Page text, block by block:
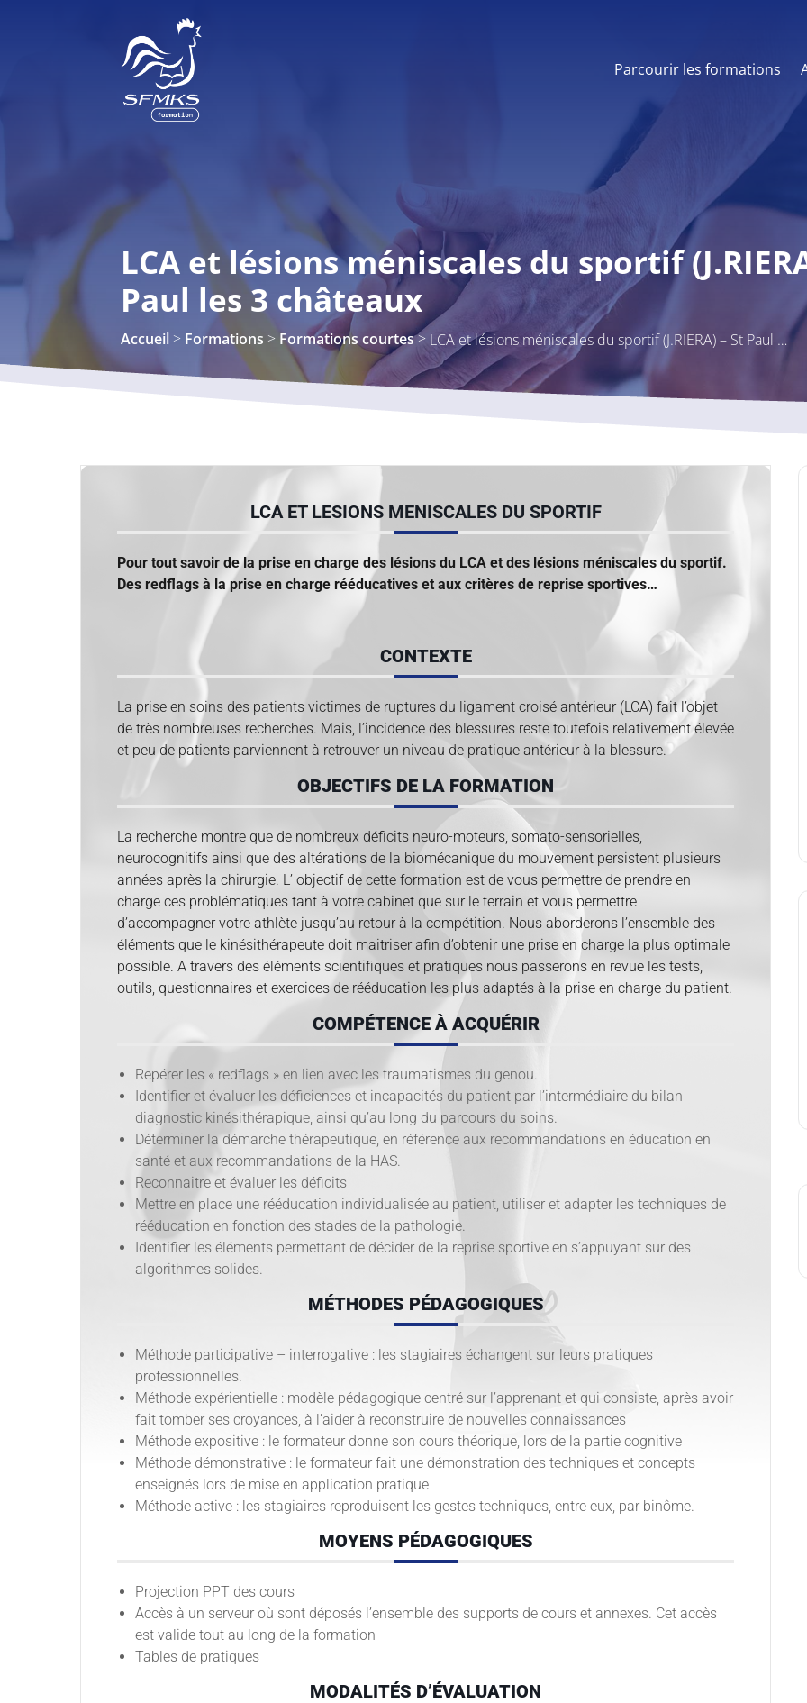
Parcourir les formations
LCA et lésions méniscales du sportif
Paul les 3 châteaux
Accueil > Formations > Formations courtes> LCA et lésions méniscales du sportif (J.RIERA) – St Paul les 3 châteaux
LCA ET LESIONS MENISCALES DU SPORTIF
Pour tout savoir de la prise en charge des lésions du LCA et des lésions méniscales du sportif.
Des redflags à la prise en charge rééducatives et aux critères de reprise sportives…
CONTEXTE
La prise en soins des patients victimes de ruptures du ligament croisé antérieur (LCA) fait l’objet
de très nombreuses recherches. Mais, l’incidence des blessures reste toutefois relativement élevée
et peu de patients parviennent à retrouver un niveau de pratique antérieur à la blessure.
OBJECTIFS DE LA FORMATION
La recherche montre que de nombreux déficits neuro-moteurs, somato-sensorielles,
neurocognitifs ainsi que des altérations de la biomécanique du mouvement persistent plusieurs
années après la chirurgie. L’ objectif de cette formation est de vous permettre de prendre en
charge ces problématiques tant à votre cabinet que sur le terrain et vous permettre
d’accompagner votre athlète jusqu’au retour à la compétition. Nous aborderons l’ensemble des
éléments que le kinésithérapeute doit maitriser afin d’obtenir une prise en charge la plus optimale
possible. A travers des éléments scientifiques et pratiques nous passerons en revue les tests,
outils, questionnaires et exercices de rééducation les plus adaptés à la prise en charge du patient.
COMPÉTENCE À ACQUÉRIR
Repérer les « redflags » en lien avec les traumatismes du genou.
Identifier et évaluer les déficiences et incapacités du patient par l’intermédiaire du bilan
diagnostic kinésithérapique, ainsi qu’au long du parcours du soins.
Déterminer la démarche thérapeutique, en référence aux recommandations en éducation en
santé et aux recommandations de la HAS.
Reconnaitre et évaluer les déficits
Mettre en place une rééducation individualisée au patient, utiliser et adapter les techniques de
rééducation en fonction des stades de la pathologie.
Identifier les éléments permettant de décider de la reprise sportive en s’appuyant sur des
algorithmes solides.
MÉTHODES PÉDAGOGIQUES
Méthode participative – interrogative : les stagiaires échangent sur leurs pratiques
professionnelles.
Méthode expérientielle : modèle pédagogique centré sur l’apprenant et qui consiste, après avoir
fait tomber ses croyances, à l’aider à reconstruire de nouvelles connaissances
Méthode expositive : le formateur donne son cours théorique, lors de la partie cognitive
Méthode démonstrative : le formateur fait une démonstration des techniques et concepts
enseignés lors de mise en application pratique
Méthode active : les stagiaires reproduisent les gestes techniques, entre eux, par binôme.
MOYENS PÉDAGOGIQUES
Projection PPT des cours
Accès à un serveur où sont déposés l’ensemble des supports de cours et annexes. Cet accès
est valide tout au long de la formation
Tables de pratiques
MODALITÉS D’ÉVALUATION